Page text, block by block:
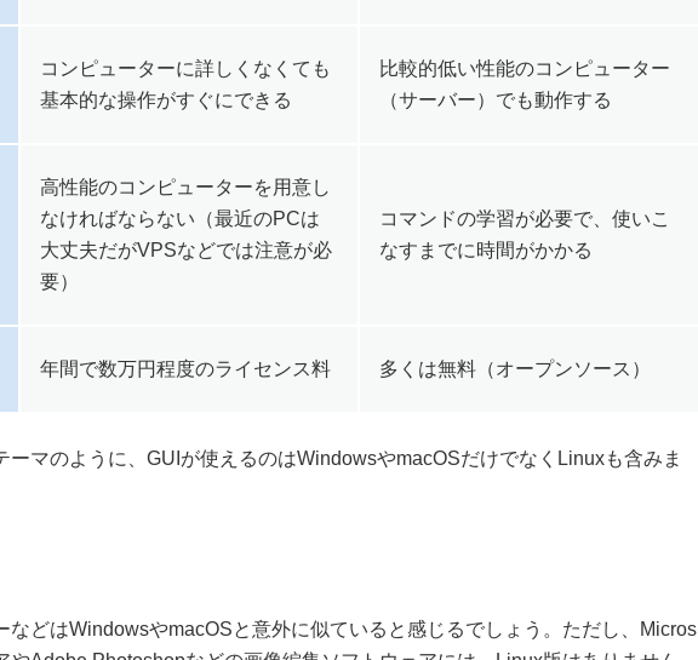
コンピューターに詳しくなくても
基本的な操作がすぐにできる
比較的低い性能のコンピューター
（サーバー）でも動作する
高性能のコンピューターを用意し
なければならない（最近のPCは
大丈夫だがVPSなどでは注意が必
要）
コマンドの学習が必要で、使いこ
なすまでに時間がかかる
年間で数万円程度のライセンス料 多くは無料（オープンソース）
マのように、GUIが使えるのはWindowsやmacOSだけでなくLinuxも含みま
などはWindowsやmacOSと意外に似ていると感じるでしょう。ただし、Micros